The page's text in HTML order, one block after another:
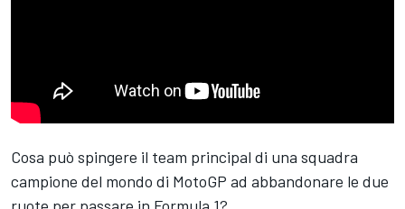
Cosa può spingere il team principal di una squadra
campione del mondo di MotoGP ad abbandonare le due
ruote per passare in Formula 1?